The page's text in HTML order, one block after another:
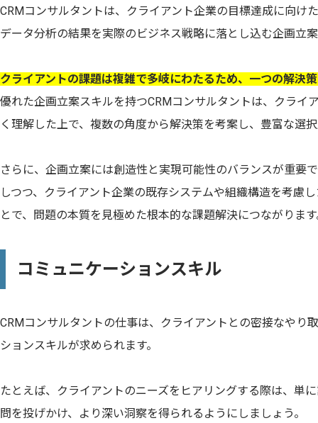
CRMコンサルタントは、クライアント企業の目標達成に向け
データ分析の結果を実際のビジネス戦略に落とし込む企画立
クライアントの課題は複雑で多岐にわたるため、一つの解決
優れた企画立案スキルを持つCRMコンサルタントは、クライ
く理解した上で、複数の角度から解決策を考案し、豊富な選
さらに、企画立案には創造性と実現可能性のバランスが重要
しつつ、クライアント企業の既存システムや組織構造を考慮
とで、問題の本質を見極めた根本的な課題解決につながりま
コミュニケーションスキル
CRMコンサルタントの仕事は、クライアントとの密接なやり
ションスキルが求められます。
たとえば、クライアントのニーズをヒアリングする際は、単
問を投げかけ、より深い洞察を得られるようにしましょう。